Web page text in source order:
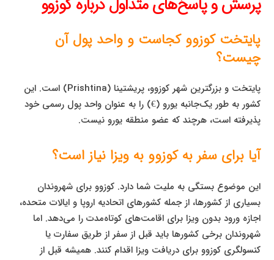
پرسش و پاسخ‌های متداول درباره کوزوو
پایتخت کوزوو کجاست و واحد پول آن
چیست؟
پایتخت و بزرگترین شهر کوزوو، پریشتینا (Prishtina) است. این
کشور به طور یک‌جانبه یورو (€) را به عنوان واحد پول رسمی خود
پذیرفته است، هرچند که عضو منطقه یورو نیست.
آیا برای سفر به کوزوو به ویزا نیاز است؟
این موضوع بستگی به ملیت شما دارد. کوزوو برای شهروندان
بسیاری از کشورها، از جمله کشورهای اتحادیه اروپا و ایالات متحده،
اجازه ورود بدون ویزا برای اقامت‌های کوتاه‌مدت را می‌دهد. اما
شهروندان برخی کشورها باید قبل از سفر از طریق سفارت یا
کنسولگری کوزوو برای دریافت ویزا اقدام کنند. همیشه قبل از